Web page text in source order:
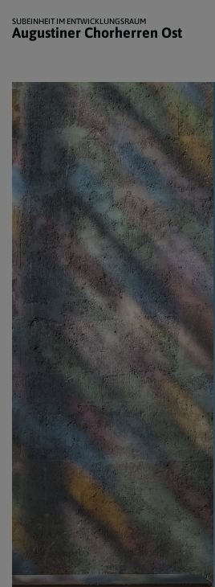
SUBEINHEIT IM ENTWICKLUNGSRAUM
Augustiner Chorherren Ost